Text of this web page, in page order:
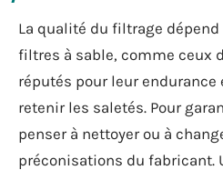
La qualité du filtrage
filtres à sable, comme ceux
réputés pour leur endurance
retenir les saletés. Pour
penser à nettoyer ou à
préconisations du fabricant.